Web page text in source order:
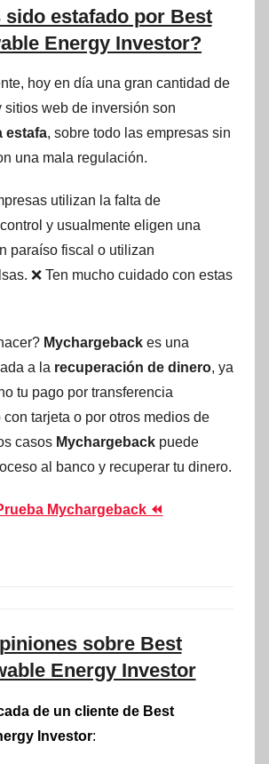
sido estafado por Best
Energy Investor?
hoy en día una gran cantidad de
sitios web de inversión son
estafa, sobre todo las empresas sin
una mala regulación.
utilizan la falta de
y usualmente eligen una
paraíso fiscal o utilizan
❌ Ten mucho cuidado con estas
Mychargeback es una
a la recuperación de dinero, ya
tu pago por transferencia
con tarjeta o por otros medios de
casos Mychargeback puede
al banco y recuperar tu dinero.
Mychargeback ⏪
sobre Best
Energy Investor
de un cliente de Best
Investor: